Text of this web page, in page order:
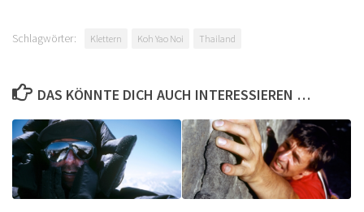
Schlagwörter: Klettern Koh Yao Noi Thailand
DAS KÖNNTE DICH AUCH INTERESSIEREN …